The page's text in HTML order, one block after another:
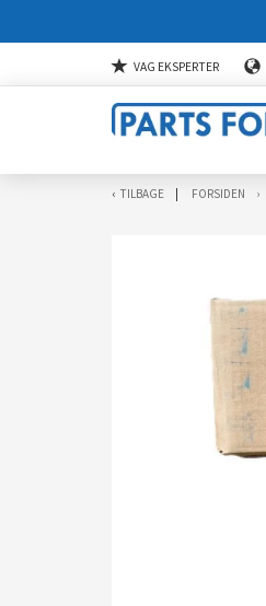
VAG EKSPERTER
TILBAGE FORSIDEN